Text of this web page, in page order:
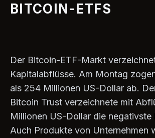
BITCOIN-ETFS
Der Bitcoin-ETF-Markt
Kapitalabflüsse. Am Montag
als 254 Millionen US-Dollar ab.
Bitcoin Trust verzeichnete mit
Millionen US-Dollar die negativste
Auch Produkte von Unternehmen